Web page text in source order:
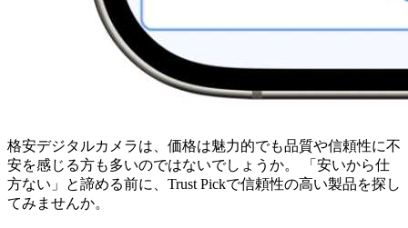
格安デジタルカメラは、価格は魅力的でも品質や信頼性に不
安を感じる方も多いのではないでしょうか。 「安いから仕
方ない」と諦める前に、Trust Pickで信頼性の高い製品を探し
てみませんか。